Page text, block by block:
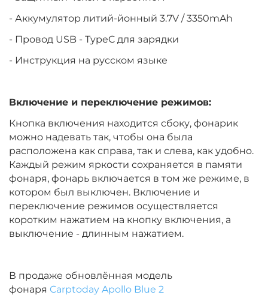
- Аккумулятор литий-йонный 3.7V / 3350mAh
- Провод USB - TypeC для зарядки
- Инструкция на русском языке
Включение и переключение режимов:
Кнопка включения находится сбоку, фонарик
можно надевать так, чтобы она была
расположена как справа, так и слева, как удобно.
Каждый режим яркости сохраняется в памяти
фонаря, фонарь включается в том же режиме, в
котором был выключен. Включение и
переключение режимов осуществляется
коротким нажатием на кнопку включения, а
выключение - длинным нажатием.
В продаже обновлённая модель
фонаря Carptoday Apollo Blue 2